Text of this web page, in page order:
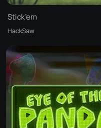
Stick’em
HackSaw